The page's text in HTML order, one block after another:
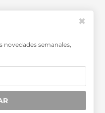
de
novedades semanales,
✖